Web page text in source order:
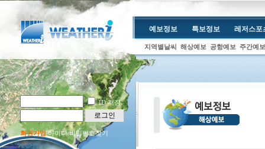
ID 저장
로그인
회원가입아이디/비밀번호찾기
예보정보 특보정보 레저스포
지역별날씨 해상예보 공항예보 주간예보